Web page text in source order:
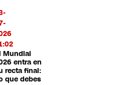
Mundial
entra en
recta final:
que debes